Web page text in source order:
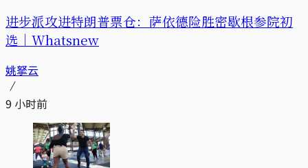
进步派攻进特朗普票仓：萨依德险胜密歇根参院初
选｜Whatsnew
姚拏云
9 小时前